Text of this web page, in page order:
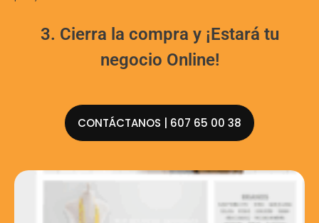
3. Cierra la compra y ¡Estará tu
negocio Online!
CONTÁCTANOS | 607 65 00 38